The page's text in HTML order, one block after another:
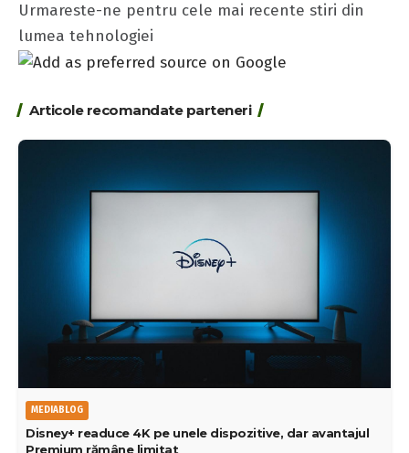
Urmareste-ne pentru cele mai recente stiri din
lumea tehnologiei
Articole recomandate parteneri
MEDIABLOG
Disney+ readuce 4K pe unele dispozitive, dar avantajul
Premium rămâne limitat